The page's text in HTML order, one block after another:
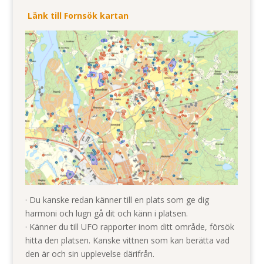
Länk till Fornsök kartan
· Du kanske redan känner till en plats som ge dig
harmoni och lugn gå dit och känn i platsen.
· Känner du till UFO rapporter inom ditt område, försök
hitta den platsen. Kanske vittnen som kan berätta vad
den är och sin upplevelse därifrån.